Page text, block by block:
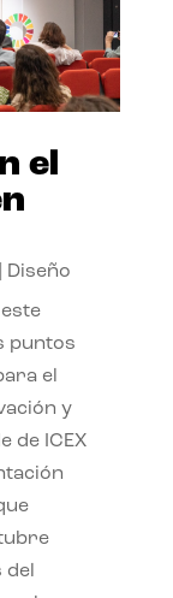
el
Diseño
puntos
el
y
de ICEX